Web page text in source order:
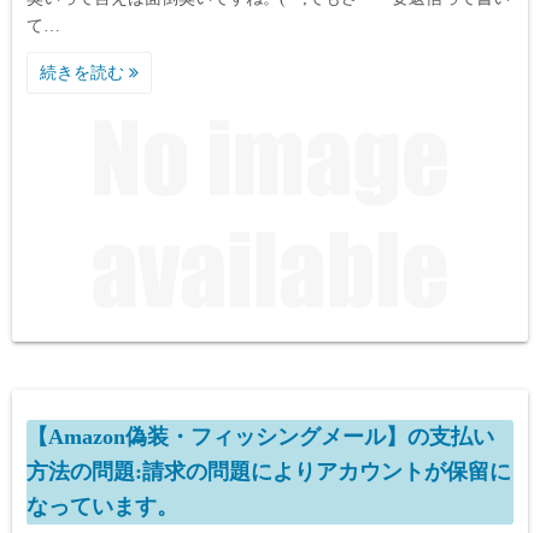
て…
続きを読む
【Amazon偽装・フィッシングメール】の支払い
方法の問題:請求の問題によりアカウントが保留に
なっています。